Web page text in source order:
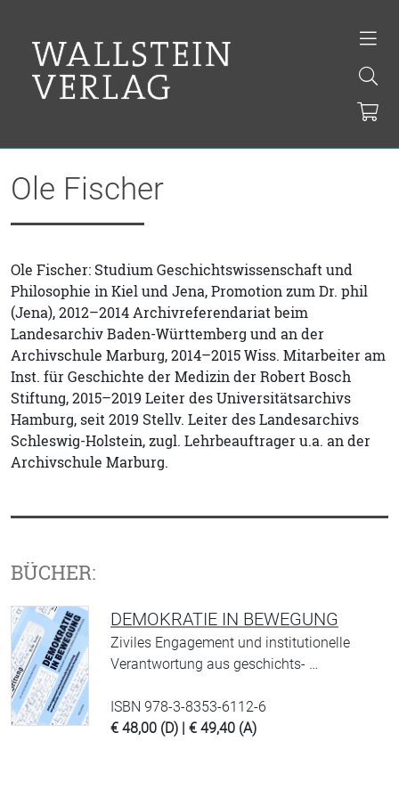
Ole Fischer
Ole Fischer: Studium Geschichtswissenschaft und
Philosophie in Kiel und Jena, Promotion zum Dr. phil
(Jena), 2012–2014 Archivreferendariat beim
Landesarchiv Baden-Württemberg und an der
Archivschule Marburg, 2014–2015 Wiss. Mitarbeiter am
Inst. für Geschichte der Medizin der Robert Bosch
Stiftung, 2015–2019 Leiter des Universitätsarchivs
Hamburg, seit 2019 Stellv. Leiter des Landesarchivs
Schleswig-Holstein, zugl. Lehrbeauftrager u.a. an der
Archivschule Marburg.
BÜCHER:
DEMOKRATIE IN BEWEGUNG
Ziviles Engagement und institutionelle
Verantwortung aus geschichts- …
ISBN 978-3-8353-6112-6
€ 48,00 (D) | € 49,40 (A)